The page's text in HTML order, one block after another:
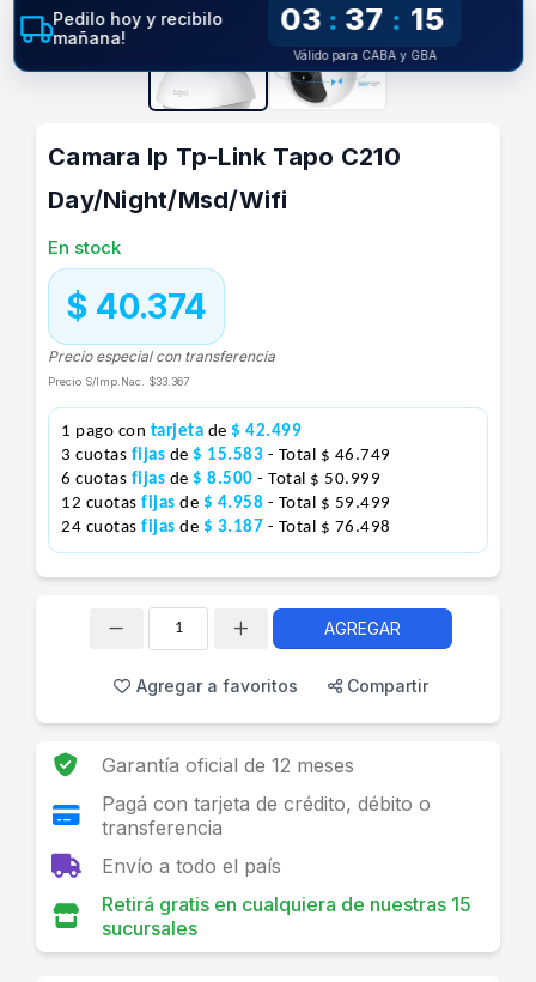
Camara Ip Tp-Link Tapo C210
Day/Night/Msd/Wifi
En stock
$ 40.374
Precio especial con transferencia
Precio S/Imp.Nac. $33.367
1 pago con tarjeta de $ 42.499
3 cuotas fijas de $ 15.583 - Total $ 46.749
6 cuotas fijas de $ 8.500 - Total $ 50.999
12 cuotas fijas de $ 4.958 - Total $ 59.499
24 cuotas fijas de $ 3.187 - Total $ 76.498
Pedilo hoy y recibilo
mañana!
03 : 37 : 14
Válido para CABA y GBA
AGREGAR
Agregar a favoritos Compartir
Garantía oficial de 12 meses
Pagá con tarjeta de crédito, débito o
transferencia
Envío a todo el país
Retirá gratis en cualquiera de nuestras 15
sucursales